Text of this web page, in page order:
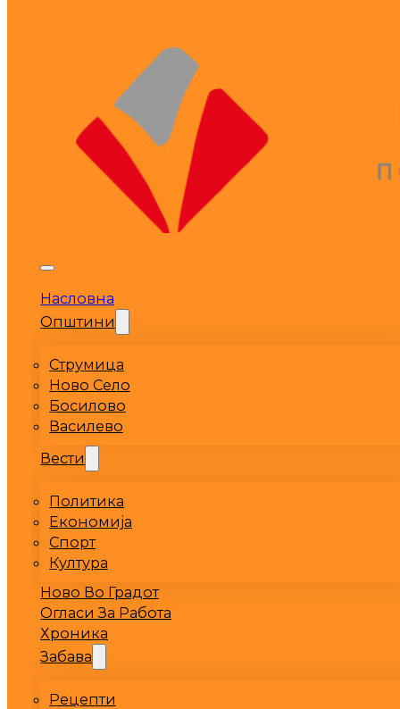
Насловна
Општини
Струмица
Ново Село
Босилово
Василево
Вести
Политика
Економија
Спорт
Култура
Ново Во Градот
Огласи За Работа
Хроника
Забава
Рецепти